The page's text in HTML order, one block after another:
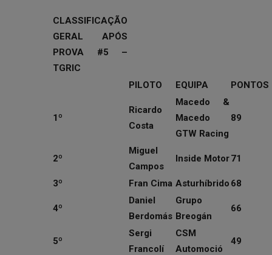
CLASSIFICAÇÃO
GERAL APÓS
PROVA #5 –
TGRIC
PILOTO
EQUIPA PONTOS
1º
Ricardo
Costa
Macedo &
Macedo
GTW Racing
89
2º
Miguel
Campos
Inside Motor71
3º Fran Cima Asturhíbrido 68
4º
Daniel
Berdomás
Grupo
Breogán
66
5º
Sergi
Francolí
CSM
Automoció
49